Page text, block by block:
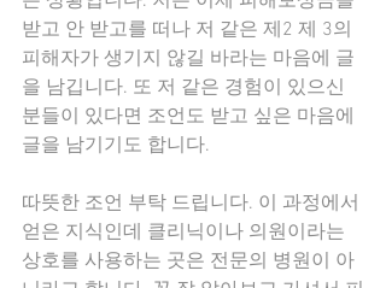
받고 안 받고를 떠나 저 같은 제2 제 3의
피해자가 생기지 않길 바라는 마음에 글
을 남깁니다. 또 저 같은 경험이 있으신
분들이 있다면 조언도 받고 싶은 마음에
글을 남기기도 합니다.
따뜻한 조언 부탁 드립니다. 이 과정에서
얻은 지식인데 클리닉이나 의원이라는
상호를 사용하는 곳은 전문의 병원이 아